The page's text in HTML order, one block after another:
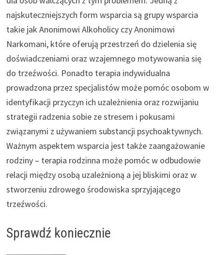
najskuteczniejszych form wsparcia są grupy wsparcia
takie jak Anonimowi Alkoholicy czy Anonimowi
Narkomani, które oferują przestrzeń do dzielenia się
doświadczeniami oraz wzajemnego motywowania się
do trzeźwości. Ponadto terapia indywidualna
prowadzona przez specjalistów może pomóc osobom w
identyfikacji przyczyn ich uzależnienia oraz rozwijaniu
strategii radzenia sobie ze stresem i pokusami
związanymi z używaniem substancji psychoaktywnych.
Ważnym aspektem wsparcia jest także zaangażowanie
rodziny – terapia rodzinna może pomóc w odbudowie
relacji między osobą uzależnioną a jej bliskimi oraz w
stworzeniu zdrowego środowiska sprzyjającego
trzeźwości.
Sprawdź koniecznie